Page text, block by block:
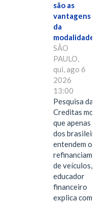
são as
vantagens
da
modalidade?
SÃO
PAULO,
qui, ago 6
2026
13:00
Pesquisa da
Creditas mostra
que apenas 28%
dos brasileiros
entendem o
refinanciamento
de veículos,
educador
financeiro
explica como e